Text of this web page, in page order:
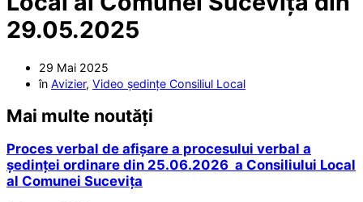
29.05.2025
29 Mai 2025
în Avizier, Video ședințe Consiliul Local
Mai multe noutăți
Proces verbal de afișare a procesului verbal a
ședinței ordinare din 25.06.2026 a Consiliului Local
al Comunei Sucevița